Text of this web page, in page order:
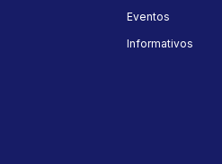
Eventos
Informativos